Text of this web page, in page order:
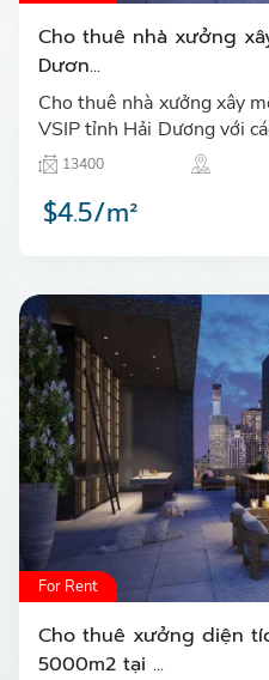
Cho thuê nhà xưởng
Dươn...
Cho thuê nhà xưởng xây
VSIP tỉnh Hải Dương với
1700 m2, 2100 m2 có văn
103 m2 đến 190 m…
13400
$4.5/m²
For Rent
Cho thuê xưởng diện
5000m2 tại ...